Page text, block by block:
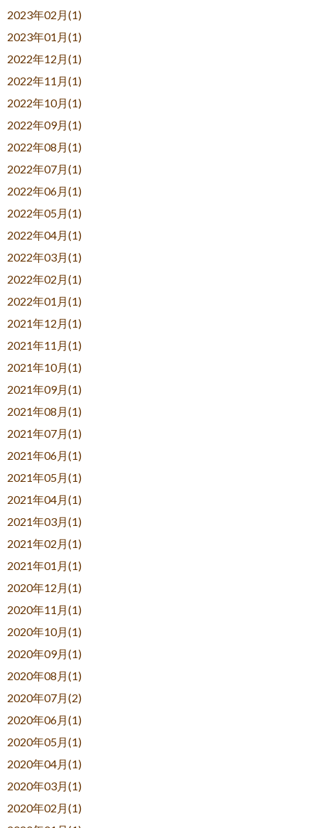
2023年02月(1)
2023年01月(1)
2022年12月(1)
2022年11月(1)
2022年10月(1)
2022年09月(1)
2022年08月(1)
2022年07月(1)
2022年06月(1)
2022年05月(1)
2022年04月(1)
2022年03月(1)
2022年02月(1)
2022年01月(1)
2021年12月(1)
2021年11月(1)
2021年10月(1)
2021年09月(1)
2021年08月(1)
2021年07月(1)
2021年06月(1)
2021年05月(1)
2021年04月(1)
2021年03月(1)
2021年02月(1)
2021年01月(1)
2020年12月(1)
2020年11月(1)
2020年10月(1)
2020年09月(1)
2020年08月(1)
2020年07月(2)
2020年06月(1)
2020年05月(1)
2020年04月(1)
2020年03月(1)
2020年02月(1)